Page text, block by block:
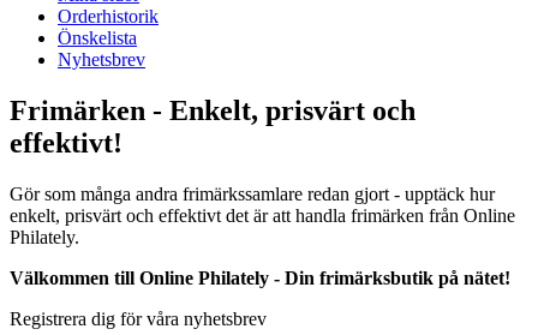
Orderhistorik
Önskelista
Nyhetsbrev
Frimärken - Enkelt, prisvärt och
effektivt!
Gör som många andra frimärkssamlare redan gjort - upptäck hur
enkelt, prisvärt och effektivt det är att handla frimärken från Online
Philately.
Välkommen till Online Philately - Din frimärksbutik på nätet!
Registrera dig för våra nyhetsbrev